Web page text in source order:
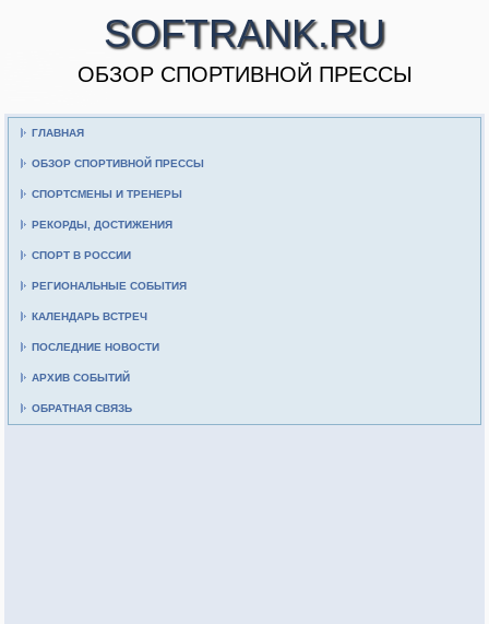
SOFTRANK.RU
ОБЗОР СПОРТИВНОЙ ПРЕССЫ
ГЛАВНАЯ
ОБЗОР СПОРТИВНОЙ ПРЕССЫ
СПОРТСМЕНЫ И ТРЕНЕРЫ
РЕКОРДЫ, ДОСТИЖЕНИЯ
СПОРТ В РОССИИ
РЕГИОНАЛЬНЫЕ СОБЫТИЯ
КАЛЕНДАРЬ ВСТРЕЧ
ПОСЛЕДНИЕ НОВОСТИ
АРХИВ СОБЫТИЙ
ОБРАТНАЯ СВЯЗЬ